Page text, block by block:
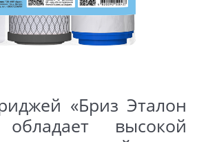
«Бриз Эталон
обладает высокой